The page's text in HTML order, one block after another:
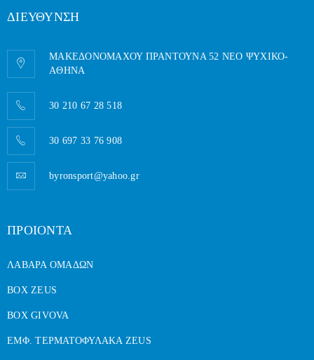
ΔΙΕΥΘΥΝΣΗ
ΜΑΚΕΔΟΝΟΜΑΧΟΥ ΠΡΑΝΤΟΥΝΑ 52 ΝΕΟ ΨΥΧΙΚΟ-
AΘΗΝΑ
30 210 67 28 518
30 697 33 76 908
byronsport@yahoo.gr
ΠΡΟΙΟΝΤΑ
ΛΑΒΑΡΑ ΟΜΑΔΩΝ
BOX ZEUS
BOX GIVOVA
ΕΜΦ. ΤΕΡΜΑΤΟΦΥΛΑΚΑ ZEUS